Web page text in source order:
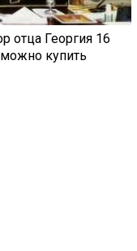
отца Георгия 16
купить